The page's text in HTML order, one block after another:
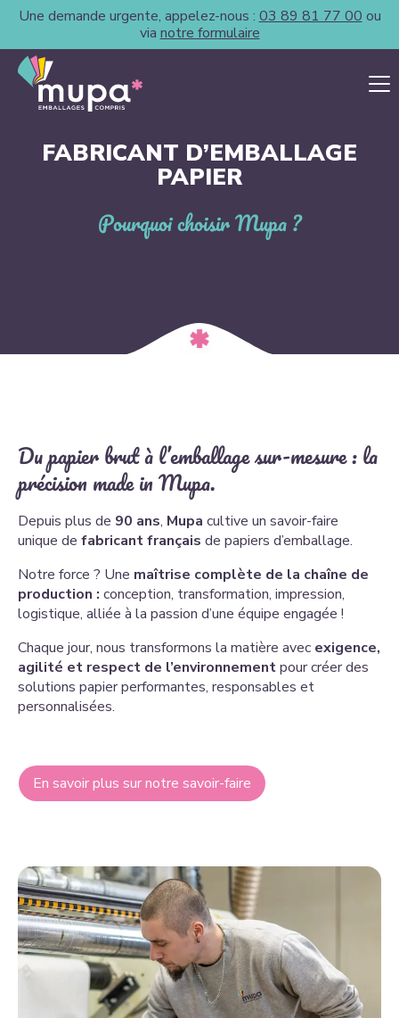
Une demande urgente, appelez-nous : 03 89 81 77 00 ou
via notre formulaire
FABRICANT D’EMBALLAGE
PAPIER
Pourquoi choisir Mupa ?
Du papier brut à l’emballage sur-mesure : la
précision made in Mupa.
Depuis plus de 90 ans, Mupa cultive un savoir-faire
unique de fabricant français de papiers d’emballage.
Notre force ? Une maîtrise complète de la chaîne de
production : conception, transformation, impression,
logistique, alliée à la passion d’une équipe engagée !
Chaque jour, nous transformons la matière avec exigence,
agilité et respect de l’environnementpour créer des
solutions papier performantes, responsables et
personnalisées.
En savoir plus sur notre savoir-faire